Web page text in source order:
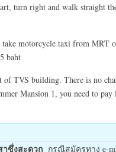
turn right and walk straight
take motorcycle taxi from
baht
TVS building. There is no
Mansion 1, you need to
ซึ่งสะดวก กรณีสมัครทาง e-